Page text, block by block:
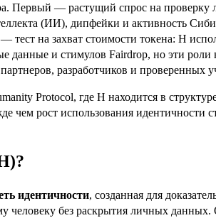
Первый — растущий спрос на проверку
(ИИ), дипфейки и активность
на захват стоимости токена: H
данные и стимулов Fairdrop, но эти роли
разработчиков и проверенных
Protocol, где H находится в
чем рост использования идентичности
идентичности, созданная для
человеку без раскрытия личных данных.